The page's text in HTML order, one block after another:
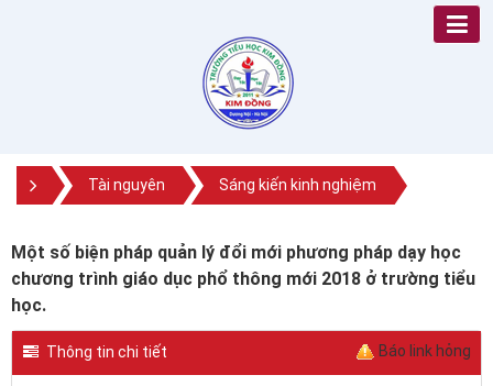
Tài nguyên Sáng kiến kinh nghiệm
Một số biện pháp quản lý đổi mới phương pháp dạy học
chương trình giáo dục phổ thông mới 2018 ở trường tiểu
học.
Báo link hỏng
Thông tin chi tiết